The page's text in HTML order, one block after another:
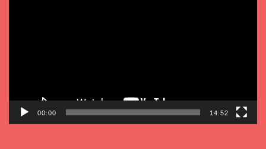
00:00 14:52